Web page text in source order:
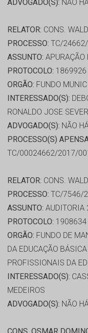
ADVOGADO(S): NÃO
RELATOR: CONS.
PROCESSO: TC/
ASSUNTO: APURAÇÃO
PROTOCOLO: 1869926
ORGÃO: FUNDO
INTERESSADO(S):
RONALDO JOSE
ADVOGADO(S): NÃO
PROCESSO(S)
TC/00024662/2017/
RELATOR: CONS.
PROCESSO: TC/7546/
ASSUNTO: AUDITORIA
PROTOCOLO: 1908634
ORGÃO: FUNDO DE
DA EDUCAÇÃO
PROFISSIONAIS DA
INTERESSADO(S):
MEDEIROS
ADVOGADO(S): NÃO